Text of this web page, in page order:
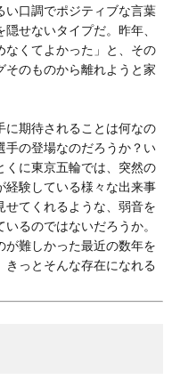
い口調でポジティブな言葉
せないタイプだ。昨年、
なくてよかった」と、その
そのものから離れようと家
期待されることは何なの
手の登場なのだろうか？い
くに東京五輪では、突然の
経験している様々な出来事
せてくれるような、弱音を
るのではないだろうか。
が難しかった最近の数年を
きっとそんな存在になれる